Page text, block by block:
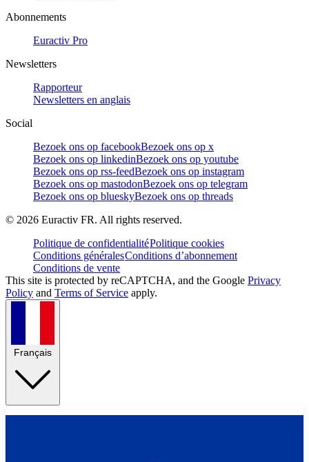
Abonnements
Euractiv Pro
Newsletters
Rapporteur
Newsletters en anglais
Social
Bezoek ons op facebookBezoek ons op x
Bezoek ons op linkedinBezoek ons op youtube
Bezoek ons op rss-feedBezoek ons op instagram
Bezoek ons op mastodonBezoek ons op telegram
Bezoek ons op blueskyBezoek ons op threads
© 2026 Euractiv FR. All rights reserved.
Politique de confidentialitéPolitique cookies
Conditions généralesConditions d’abonnement
Conditions de vente
This site is protected by reCAPTCHA, and the Google Privacy
Policy and Terms of Service apply.
Français